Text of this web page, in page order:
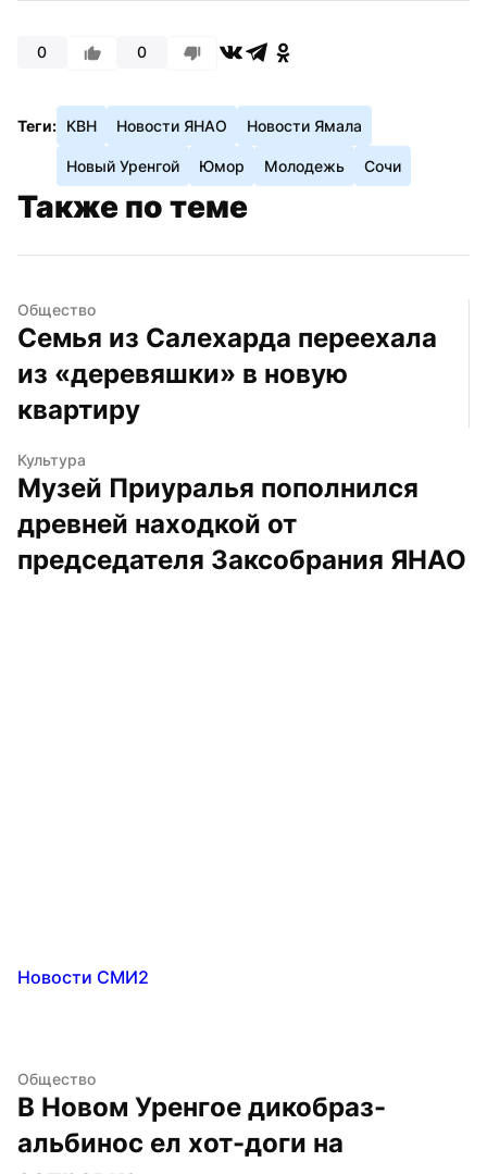
0 0
Теги: КВН Новости ЯНАО Новости Ямала
Новый Уренгой Юмор Молодежь Сочи
Также по теме
Общество
Семья из Салехарда переехала
из «деревяшки» в новую
квартиру
Культура
Музей Приуралья пополнился
древней находкой от
председателя Заксобрания ЯНАО
Новости СМИ2
Общество
В Новом Уренгое дикобраз-
альбинос ел хот-доги на